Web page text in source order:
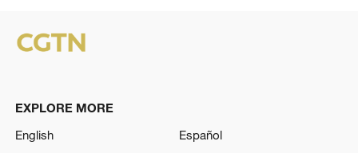
EXPLORE MORE
English
Español